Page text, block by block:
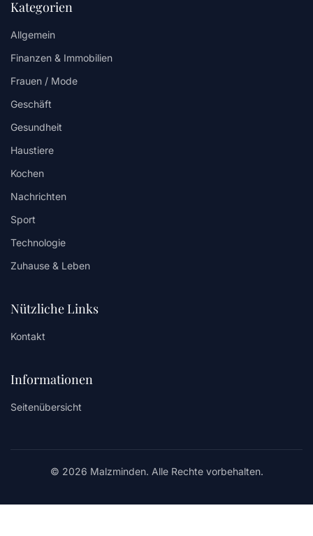
Kategorien
Allgemein
Finanzen & Immobilien
Frauen / Mode
Geschäft
Gesundheit
Haustiere
Kochen
Nachrichten
Sport
Technologie
Zuhause & Leben
Nützliche Links
Kontakt
Informationen
Seitenübersicht
© 2026 Malzminden. Alle Rechte vorbehalten.